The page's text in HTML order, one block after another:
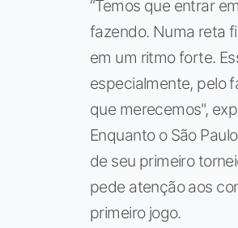
“Temos que entrar
fazendo. Numa reta
em um ritmo forte.
especialmente, pelo
que merecemos",
Enquanto o São
de seu primeiro
pede atenção aos
primeiro jogo.